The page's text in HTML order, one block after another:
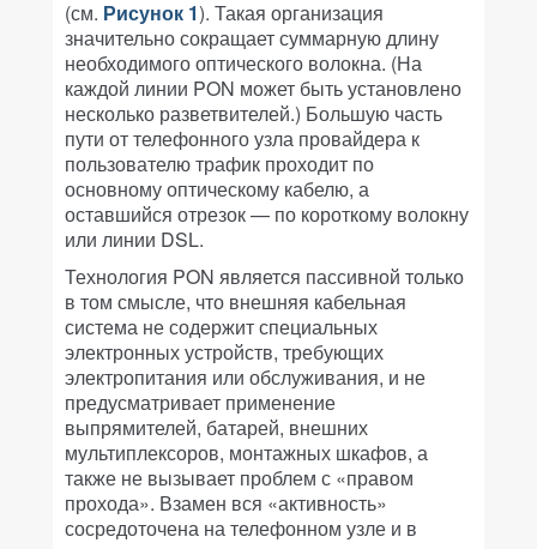
(см. Рисунок 1). Такая организация
значительно сокращает суммарную длину
необходимого оптического волокна. (На
каждой линии PON может быть установлено
несколько разветвителей.) Большую часть
пути от телефонного узла провайдера к
пользователю трафик проходит по
основному оптическому кабелю, а
оставшийся отрезок — по короткому волокну
или линии DSL.
Технология PON является пассивной только
в том смысле, что внешняя кабельная
система не содержит специальных
электронных устройств, требующих
электропитания или обслуживания, и не
предусматривает применение
выпрямителей, батарей, внешних
мультиплексоров, монтажных шкафов, а
также не вызывает проблем с «правом
прохода». Взамен вся «активность»
сосредоточена на телефонном узле и в